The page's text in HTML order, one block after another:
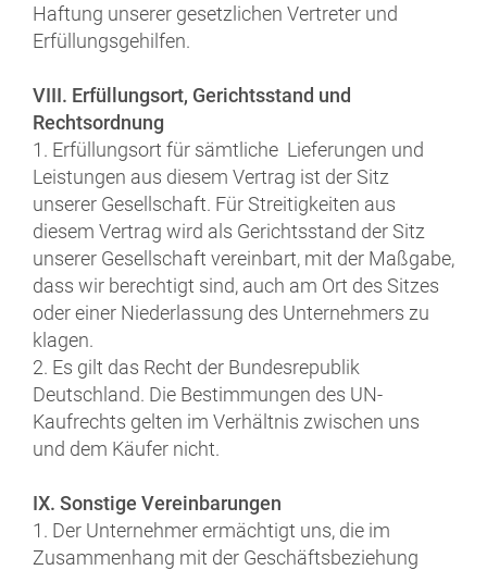
Haftung unserer gesetzlichen Vertreter und
Erfüllungsgehilfen.
VIII. Erfüllungsort, Gerichtsstand und
Rechtsordnung
1. Erfüllungsort für sämtliche Lieferungen und
Leistungen aus diesem Vertrag ist der Sitz
unserer Gesellschaft. Für Streitigkeiten aus
diesem Vertrag wird als Gerichtsstand der Sitz
unserer Gesellschaft vereinbart, mit der Maßgabe,
dass wir berechtigt sind, auch am Ort des Sitzes
oder einer Niederlassung des Unternehmers zu
klagen.
2. Es gilt das Recht der Bundesrepublik
Deutschland. Die Bestimmungen des UN-
Kaufrechts gelten im Verhältnis zwischen uns
und dem Käufer nicht.
IX. Sonstige Vereinbarungen
1. Der Unternehmer ermächtigt uns, die im
Zusammenhang mit der Geschäftsbeziehung